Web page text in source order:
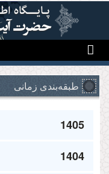
رفتن به محتوای اصلی
طبقه‌بندی زمانی
1405
1404